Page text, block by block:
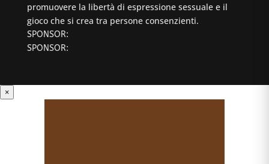
promuovere la libertà di espressione sessuale e il
gioco che si crea tra persone consenzienti.
SPONSOR:
SPONSOR:
×